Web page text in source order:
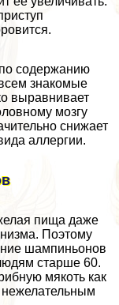
содержанию
знакомые
выравнивает
мозгу
снижает
аллергии.
пища даже
Поэтому
шампиньонов
старше 60.
мякоть как